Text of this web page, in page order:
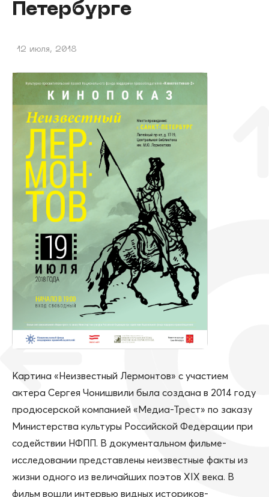
Петербурге
12 июля, 2018
Картина «Неизвестный Лермонтов» с участием
актера Сергея Чонишвили была создана в 2014 году
продюсерской компанией «Медиа-Трест» по заказу
Министерства культуры Российской Федерации при
содействии НФПП. В документальном фильме-
исследовании представлены неизвестные факты из
жизни одного из величайших поэтов XIX века. В
фильм вошли интервью видных историков-